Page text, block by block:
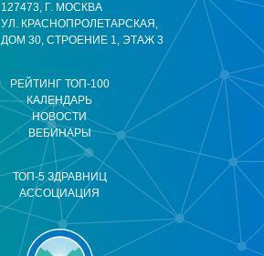
РЕЙТИНГ ТОП-100
КАЛЕНДАРЬ
НОВОСТИ
ВЕБИНАРЫ
ТОП-5 ЗДРАВНИЦ
АССОЦИАЦИЯ
127473, Г. МОСКВА
УЛ. КРАСНОПРОЛЕТАРСКАЯ,
ДОМ 30, СТРОЕНИЕ 1, ЭТАЖ 3